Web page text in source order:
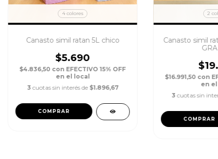
4 colores
Canasto simil ratan 5L chico
$5.690
$4.836,50 con EFECTIVO 15% OFF
en el local
3 cuotas sin interés de $1.896,67
COMPRAR
2
Canasto simil
$16.991,50 con
en
3 cuotas sin
COMPRAR